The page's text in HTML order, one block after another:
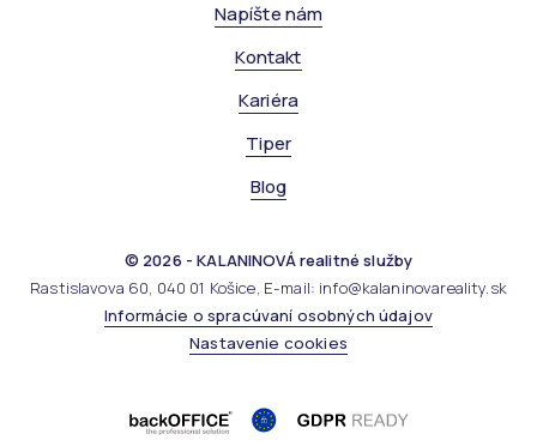
Napíšte nám
Kontakt
Kariéra
Tiper
Blog
© 2026 - KALANINOVÁ realitné služby
Rastislavova 60, 040 01 Košice, E-mail: info@kalaninovareality.sk
Informácie o spracúvaní osobných údajov
Nastavenie cookies